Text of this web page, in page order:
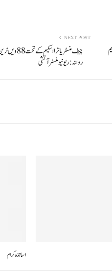
NEXT POST
چیف منسٹر
روانہ: ریونیو منسٹر آتشی
اساتذہ کرام